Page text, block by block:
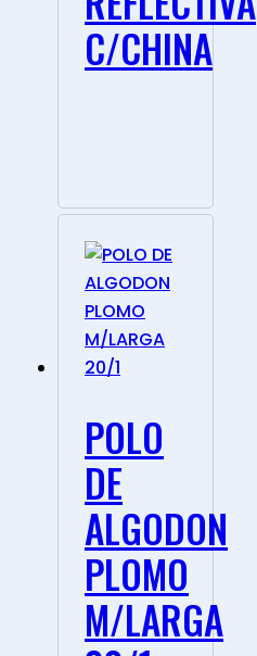
C/CHINA
POLO
DE
ALGODON
PLOMO
M/LARGA